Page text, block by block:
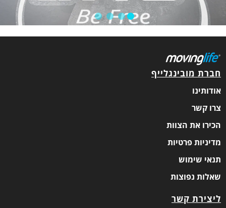
חברת מובינגלייף
אודותינו
צרו קשר
הכירו את הצוות
מדיניות פרטיות
תנאי שימוש
שאלות נפוצות
ליצירת קשר